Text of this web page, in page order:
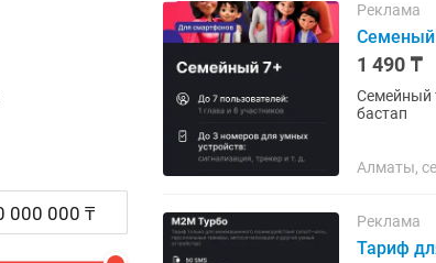
Реклама
Семеный
1 490 ₸
Семейный
бастап
Алматы,
Реклама
Тариф